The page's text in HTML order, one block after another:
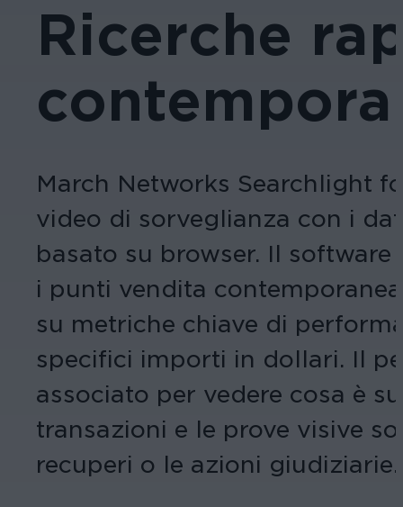
Ricerche
March Networks Searchlight
video di sorveglianza con i
basato su browser. Il
i punti vendita
su metriche chiave di
specifici importi in dollari. Il
associato per vedere cosa è
transazioni e le prove visive
recuperi o le azioni giudiziarie.